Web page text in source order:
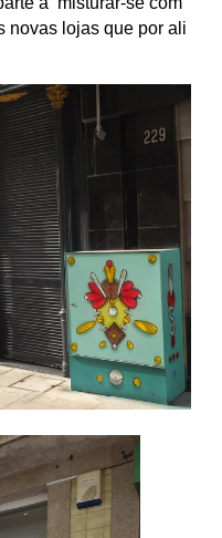
novas lojas que por ali